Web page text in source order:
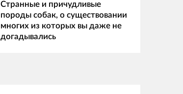
Странные и причудливые
породы собак, о существовании
многих из которых вы даже не
догадывались